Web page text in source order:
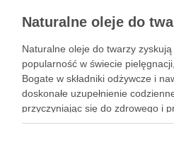
Naturalne oleje do twarzy
popularność w świecie
Bogate w składniki odżywcze i
doskonałe uzupełnienie
przyczyniając się do zdrowego i
Każdy typ skóry ma swoje